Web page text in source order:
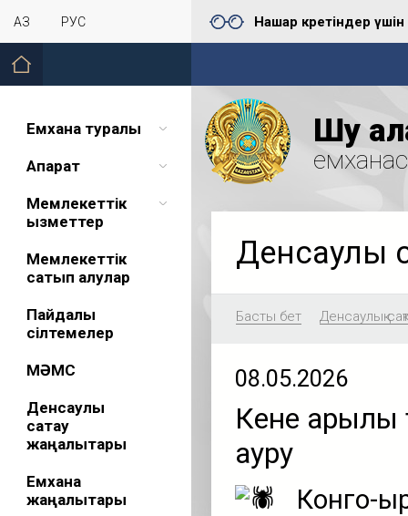
ҚАЗ РУС Нашар көретіндер үшін
Емхана туралы
Ақпарат
Мемлекеттік
қызметтер
Мемлекеттік
сатып алулар
Пайдалы
сілтемелер
МӘМС
Денсаулық
сақтау
жаңалықтары
Емхана
жаңалықтары
Шу
Денсаулық
Басты бет Денсаулық
08.05.2026
Кене арқылы
ауру
Конго-